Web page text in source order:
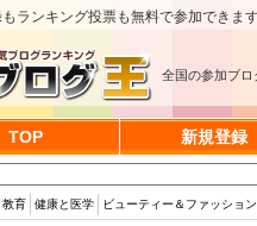
ランキング投票も無料で参加できま
全国の参加ブロ
TOP 新規登録
教育 健康と医学 ビューティー＆ファッション